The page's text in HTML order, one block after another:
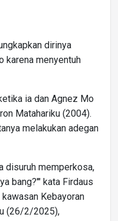
dirinya
karena menyentuh
ia dan Agnez Mo
Matahariku (2004).
melakukan adegan
disuruh memperkosa,
bang?'" kata Firdaus
Kebayoran
(26/2/2025),